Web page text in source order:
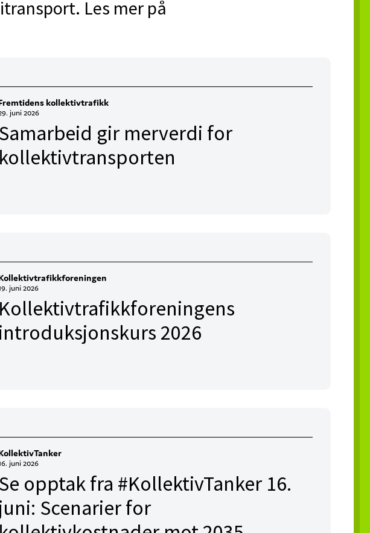
Les mer på
kollektivtrafikk
juni 2026
Samarbeid gir merverdi for
kollektivtransporten
juni 2026
Kollektivtrafikkforeningens
introduksjonskurs 2026
juni 2026
Se opptak fra #KollektivTanker 16.
juni: Scenarier for